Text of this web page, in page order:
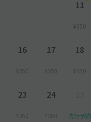
11
¥350
16
¥350
17
¥350
18
¥350
23
¥350
24
¥350 先行予約